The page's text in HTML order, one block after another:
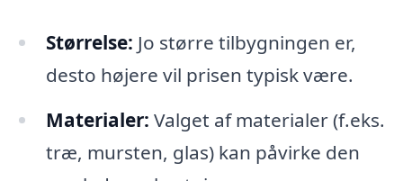
Størrelse: Jo større tilbygningen er,
desto højere vil prisen typisk være.
Materialer: Valget af materialer (f.eks.
træ, mursten, glas) kan påvirke den